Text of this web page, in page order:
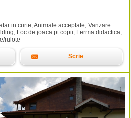
in curte, Animale acceptate, Vanzare
Loc de joaca pt copii, Ferma didactica,
rulote
Scrie